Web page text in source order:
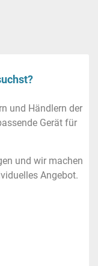
und Händlern der
Gerät für
und wir machen
Angebot.